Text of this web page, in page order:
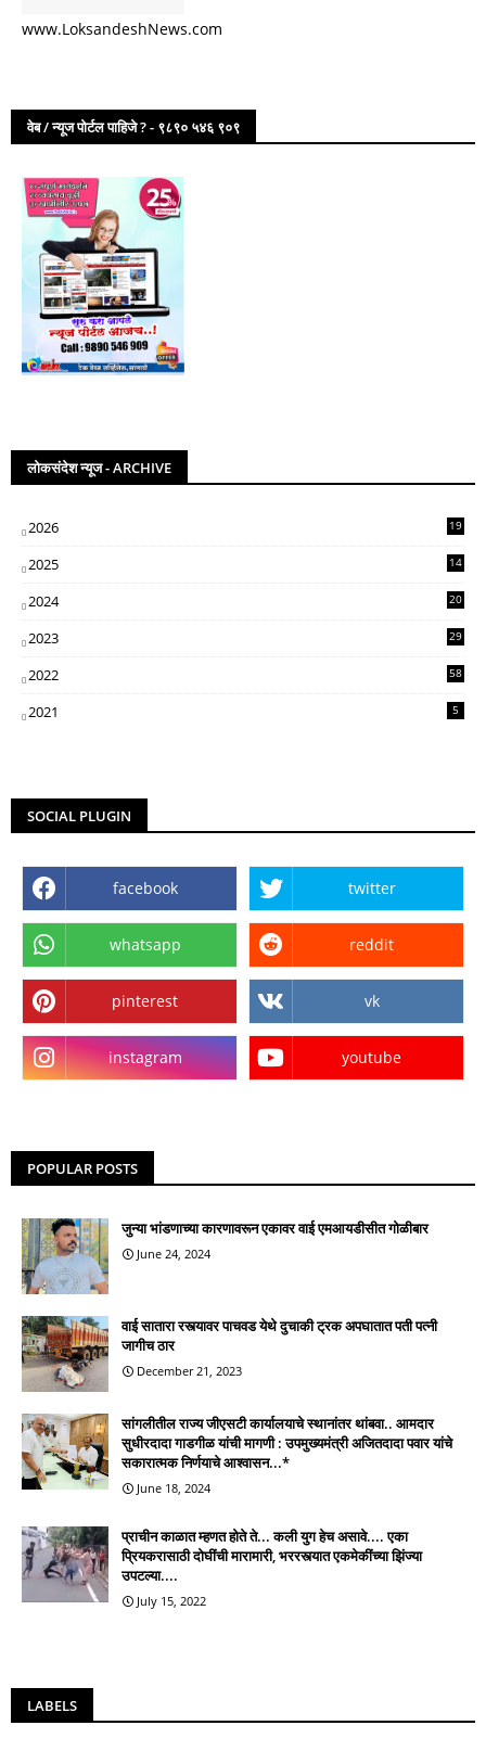
www.LoksandeshNews.com
वेब / न्यूज पोर्टल पाहिजे ? - ९८९० ५४६ ९०९
लोकसंदेश न्यूज - ARCHIVE
2026 19
2025
14
2024
20
2023
29
2022
58
2021 5
SOCIAL PLUGIN
facebook twitter
whatsapp reddit
pinterest vk
instagram youtube
POPULAR POSTS
जुन्या भांडणाच्या कारणावरून एकावर वाई एमआयडीसीत गोळीबार
June 24, 2024
वाई सातारा रस्त्यावर पाचवड येथे दुचाकी ट्रक अपघातात पती पत्नी
जागीच ठार
December 21, 2023
सांगलीतील राज्य जीएसटी कार्यालयाचे स्थानांतर थांबवा.. आमदार
सुधीरदादा गाडगीळ यांची मागणी : उपमुख्यमंत्री अजितदादा पवार यांचे
सकारात्मक निर्णयाचे आश्वासन...*
June 18, 2024
प्राचीन काळात म्हणत होते ते... कली युग हेच असावे.... एका
प्रियकरासाठी दोघींची मारामारी, भररस्त्यात एकमेकींच्या झिंज्या
उपटल्या....
July 15, 2022
LABELS